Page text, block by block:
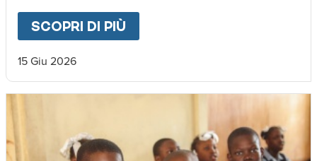
SCOPRI DI PIÙ
15 Giu 2026